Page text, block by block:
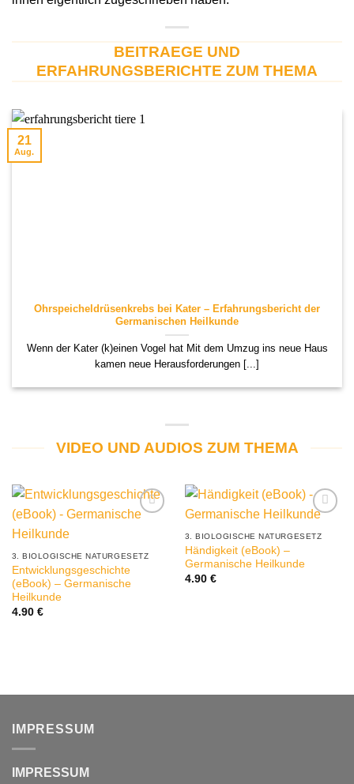
BEITRAEGE UND
ERFAHRUNGSBERICHTE ZUM THEMA
Ohrspeicheldrüsenkrebs bei Kater – Erfahrungsbericht der
Germanischen Heilkunde
Wenn der Kater (k)einen Vogel hat Mit dem Umzug ins neue Haus
kamen neue Herausforderungen [...]
21
Aug.
VIDEO UND AUDIOS ZUM THEMA
3. BIOLOGISCHE NATURGESETZ
Entwicklungsgeschichte
(eBook) – Germanische
Heilkunde
4.90 €
3. BIOLOGISCHE NATURGESETZ
Händigkeit (eBook) –
Germanische Heilkunde
4.90 €
IMPRESSUM
IMPRESSUM